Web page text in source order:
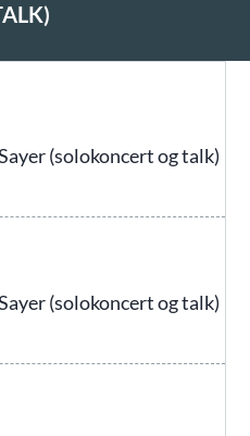
(solokoncert og talk)
(solokoncert og talk)